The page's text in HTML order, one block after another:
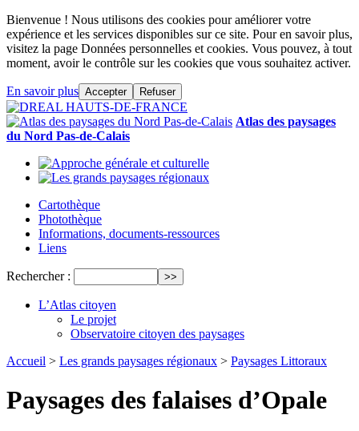
Bienvenue ! Nous utilisons des cookies pour améliorer votre
expérience et les services disponibles sur ce site. Pour en savoir plus,
visitez la page Données personnelles et cookies. Vous pouvez, à tout
moment, avoir le contrôle sur les cookies que vous souhaitez activer.
En savoir plus Accepter Refuser
Atlas des paysages
du Nord Pas-de-Calais
Cartothèque
Photothèque
Informations, documents-ressources
Liens
Rechercher :
L’Atlas citoyen
Le projet
Observatoire citoyen des paysages
Accueil > Les grands paysages régionaux > Paysages Littoraux
Paysages des falaises d’Opale